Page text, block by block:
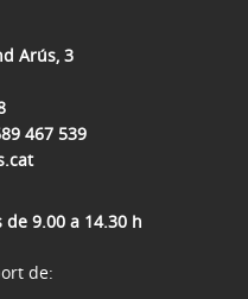
Arús, 3
467 539
9.00 a 14.30 h
de: